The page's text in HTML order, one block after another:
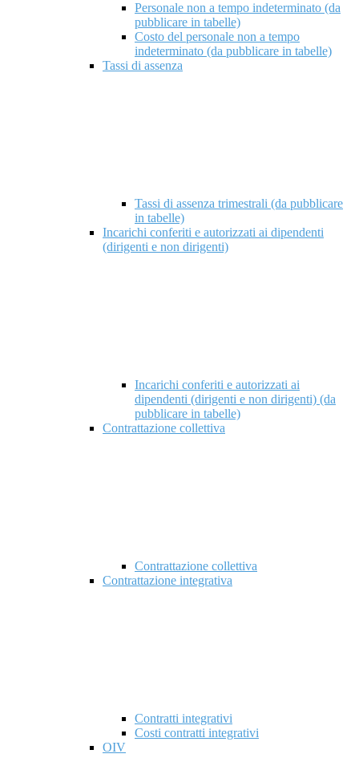
Personale non a tempo indeterminato (da
pubblicare in tabelle)
Costo del personale non a tempo
indeterminato (da pubblicare in tabelle)
Tassi di assenza
Tassi di assenza trimestrali (da pubblicare
in tabelle)
Incarichi conferiti e autorizzati ai dipendenti
(dirigenti e non dirigenti)
Incarichi conferiti e autorizzati ai
dipendenti (dirigenti e non dirigenti) (da
pubblicare in tabelle)
Contrattazione collettiva
Contrattazione collettiva
Contrattazione integrativa
Contratti integrativi
Costi contratti integrativi
OIV